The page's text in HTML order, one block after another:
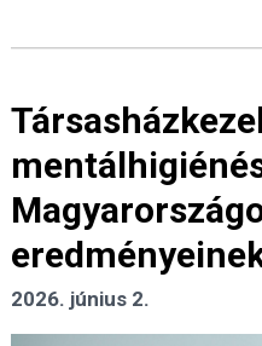
2026. június 2.